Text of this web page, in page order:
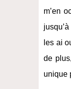
m’en
les ai
de
unique